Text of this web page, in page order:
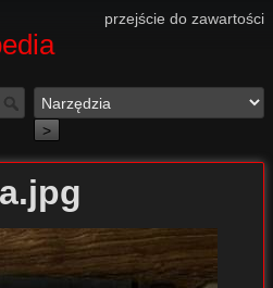
przejście do zawartości
>